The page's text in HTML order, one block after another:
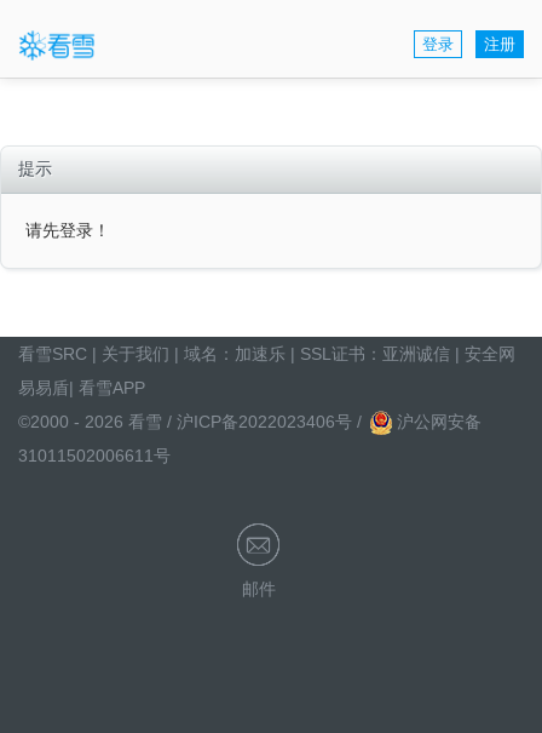
登录 注册
提示
请先登录！
看雪SRC | 关于我们 | 域名： 加速乐 | SSL证书： 亚洲诚信 | 安全网
易易盾| 看雪APP
©2000 - 2026 看雪 / 沪ICP备2022023406号 /
沪公网安备
31011502006611号
邮件